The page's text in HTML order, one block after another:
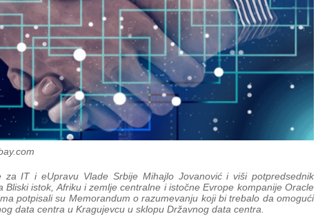
za IT i eUpravu Vlade Srbije Mihajlo Jovanović i viši potpredsednik
Bliski istok, Afriku i zemlje centralne i istočne Evrope kompanije Oracle
potpisali su Memorandum o razumevanju koji bi trebalo da omogući
data centra u Kragujevcu u sklopu Državnog data centra.